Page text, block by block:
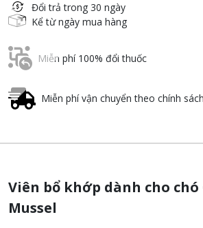
Đổi trả trong 30 ngày
Kể từ ngày mua hàng
Miễn phí 100% đổi thuốc
Miễn phí vận chuyển theo chính
Viên bổ khớp dành cho chó
Mussel